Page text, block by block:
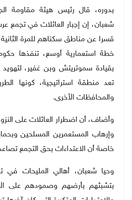
بدوره، قال رئيس هيئة مقاومة
شعبان، إن إجبار العائلات في تجمع
قسرا عن مناطق سكناهم للمرة
خطة استعمارية أوسع، تنفذها
بقيادة سموتريتش وبن غفير،
تعد منطقة استراتيجية، كونها
والمحافظات الأخرى.
وأضاف، أن اضطرار العائلات على
وإرهاب المستعمرين المسلحين
خاصة أن الاعتداءات بحق التجمع
وحيا شعبان، أهالي المليحات في
بتشبثهم بأرضهم وصمودهم على